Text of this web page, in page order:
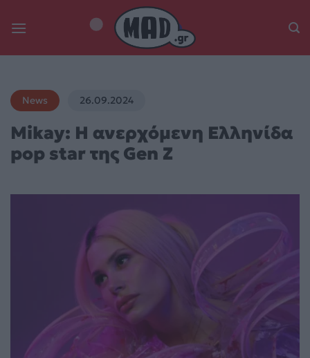
News 26.09.2024
Mikay: Η ανερχόμενη Ελληνίδα
pop star της Gen Z